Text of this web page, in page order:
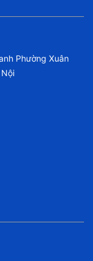
Phường Xuân